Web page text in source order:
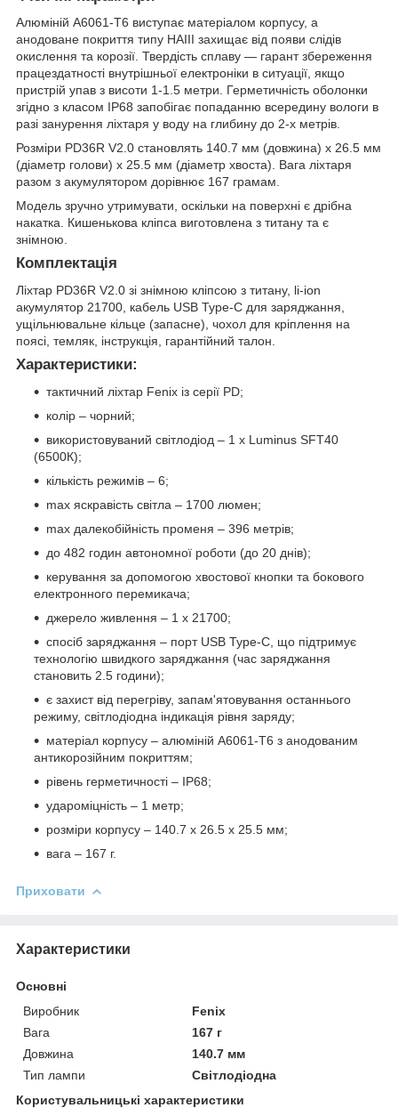
Алюміній A6061-T6 виступає матеріалом корпусу, а
анодоване покриття типу HAIII захищає від появи слідів
окислення та корозії. Твердість сплаву — гарант збереження
працездатності внутрішньої електроніки в ситуації, якщо
пристрій упав з висоти 1-1.5 метри. Герметичність оболонки
згідно з класом IP68 запобігає попаданню всередину вологи в
разі занурення ліхтаря у воду на глибину до 2-х метрів.
Розміри PD36R V2.0 становлять 140.7 мм (довжина) х 26.5 мм
(діаметр голови) х 25.5 мм (діаметр хвоста). Вага ліхтаря
разом з акумулятором дорівнює 167 грамам.
Модель зручно утримувати, оскільки на поверхні є дрібна
накатка. Кишенькова кліпса виготовлена з титану та є
знімною.
Комплектація
Ліхтар PD36R V2.0 зі знімною кліпсою з титану, li-ion
акумулятор 21700, кабель USB Type-C для заряджання,
ущільнювальне кільце (запасне), чохол для кріплення на
поясі, темляк, інструкція, гарантійний талон.
Характеристики:
тактичний ліхтар Fenix із серії PD;
колір – чорний;
використовуваний світлодіод – 1 х Luminus SFT40
(6500К);
кількість режимів – 6;
max яскравість світла – 1700 люмен;
max далекобійність променя – 396 метрів;
до 482 годин автономної роботи (до 20 днів);
керування за допомогою хвостової кнопки та бокового
електронного перемикача;
джерело живлення – 1 х 21700;
спосіб заряджання – порт USB Type-C, що підтримує
технологію швидкого заряджання (час заряджання
становить 2.5 години);
є захист від перегріву, запам'ятовування останнього
режиму, світлодіодна індикація рівня заряду;
матеріал корпусу – алюміній A6061-T6 з анодованим
антикорозійним покриттям;
рівень герметичності – IP68;
удароміцність – 1 метр;
розміри корпусу – 140.7 х 26.5 х 25.5 мм;
вага – 167 г.
Приховати
Характеристики
Основні
Виробник
Fenix
Вага
167 г
Довжина
140.7 мм
Тип лампи
Світлодіодна
Користувальницькі характеристики